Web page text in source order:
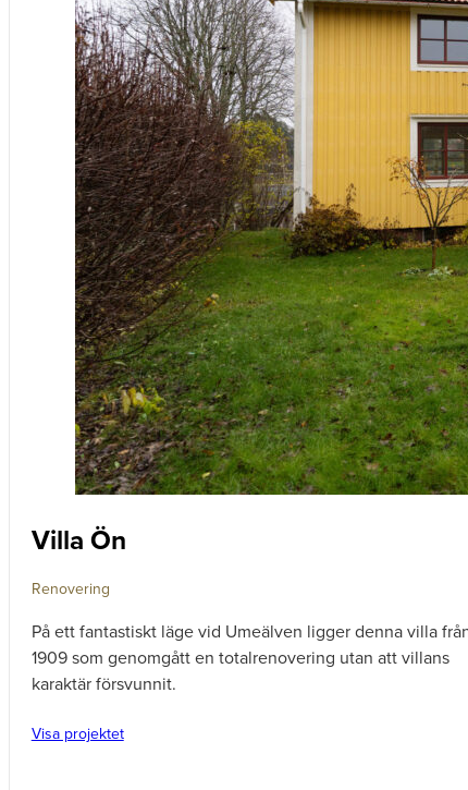
Tjänster
Nyproduktion
Renovering, ombyggnad
Tak & fasad
Försäkringsärenden
Projekt
Aktuellt
Om oss
Vår historia
Medarbetare
Hållbarhet
Kontakt
Villa Ön
Renovering
På ett fantastiskt läge vid Umeälven ligger denna villa
1909 som genomgått en totalrenovering utan att villans
karaktär försvunnit.
Visa projektet